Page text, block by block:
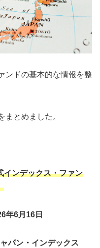
ンドの基本的な情報を整
まとめました。
インデックス・ファン
年6月16日
パン・インデックス